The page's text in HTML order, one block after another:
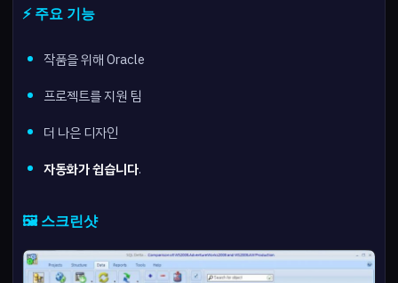
⚡ 주요 기능
작품을 위해 Oracle
프로젝트를 지원 팀
더 나은 디자인
자동화가 쉽습니다.
🖼️ 스크린샷